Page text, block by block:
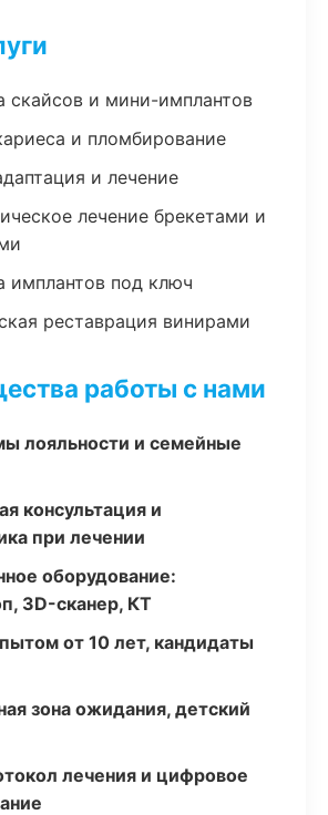
скайсов и мини-имплантов
и пломбирование
и лечение
лечение брекетами и
имплантов под ключ
реставрация винирами
работы с нами
лояльности и семейные
консультация и
при лечении
оборудование:
3D-сканер, КТ
от 10 лет, кандидаты
зона ожидания, детский
лечения и цифровое